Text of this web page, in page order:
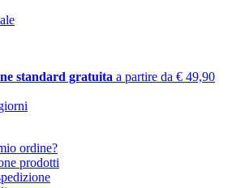
standard gratuita a partire da € 49,90
ordine?
prodotti